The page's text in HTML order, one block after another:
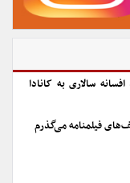
سالاری به کانادا
فیلمنامه می‌گذرم